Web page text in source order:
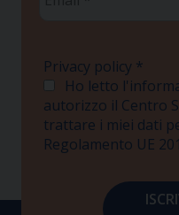
Privacy policy *
Ho letto
autorizzo il Centro
trattare i miei dati
Regolamento UE